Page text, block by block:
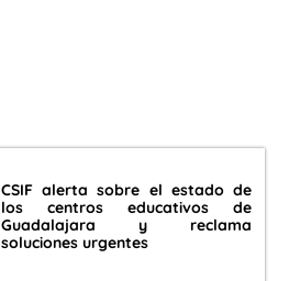
CSIF alerta sobre el estado de
los centros educativos de
Guadalajara y reclama
soluciones urgentes